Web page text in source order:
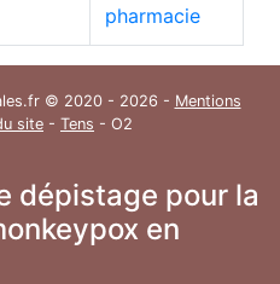
pharmacie
© 2020 - 2026 - Mentions
site - Tens - O2
dépistage pour la
en